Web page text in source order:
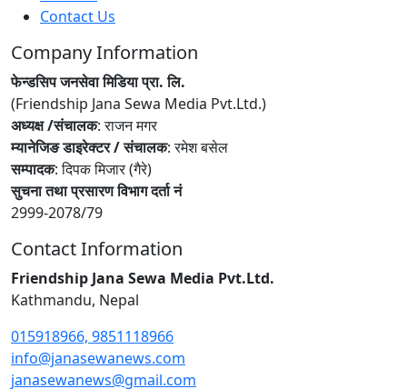
Contact Us
Company Information
फेन्डसिप जनसेवा मिडिया प्रा. लि.
(Friendship Jana Sewa Media Pvt.Ltd.)
अध्यक्ष /संचालक: राजन मगर
म्यानेजिङ डाइरेक्टर / संचालक: रमेश बसेल
सम्पादक: दिपक मिजार (गैरे)
सुचना तथा प्रसारण विभाग दर्ता नं
2999-2078/79
Contact Information
Friendship Jana Sewa Media Pvt.Ltd.
Kathmandu, Nepal
015918966, 9851118966
info@janasewanews.com
janasewanews@gmail.com